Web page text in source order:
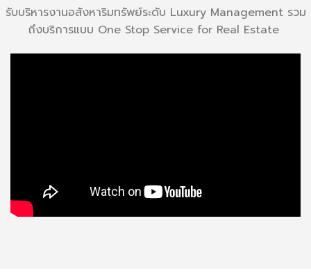
รับบริหารงานอสังหาริมทรัพย์ระดับ Luxury Management รวม
ถึงบริการแบบ One Stop Service for Real Estate